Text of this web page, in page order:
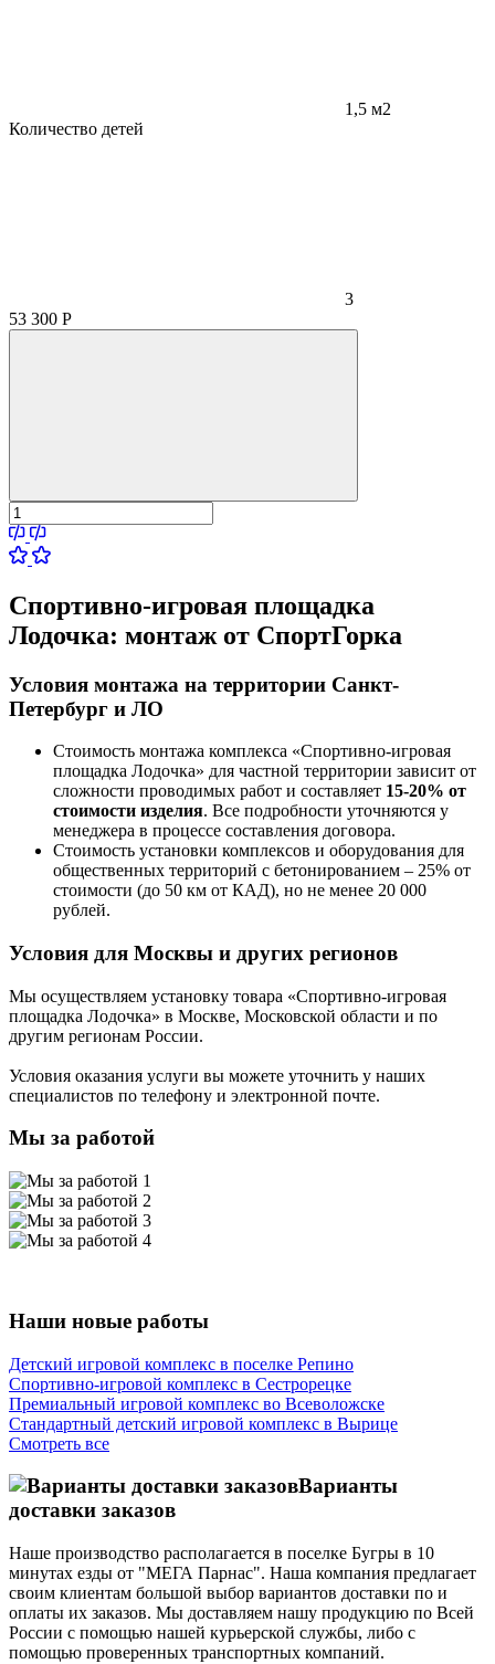
1,5 м2
Количество детей
3
53 300 Р
Спортивно-игровая площадка
Лодочка: монтаж от СпортГорка
Условия монтажа на территории Санкт-
Петербург и ЛО
Стоимость монтажа комплекса «Спортивно-игровая
площадка Лодочка» для частной территории зависит от
сложности проводимых работ и составляет 15-20% от
стоимости изделия. Все подробности уточняются у
менеджера в процессе составления договора.
Стоимость установки комплексов и оборудования для
общественных территорий с бетонированием – 25% от
стоимости (до 50 км от КАД), но не менее 20 000
рублей.
Условия для Москвы и других регионов
Мы осуществляем установку товара «Спортивно-игровая
площадка Лодочка» в Москве, Московской области и по
другим регионам России.
Условия оказания услуги вы можете уточнить у наших
специалистов по телефону и электронной почте.
Мы за работой
Наши новые работы
Детский игровой комплекс в поселке Репино
Спортивно-игровой комплекс в Сестрорецке
Премиальный игровой комплекс во Всеволожске
Стандартный детский игровой комплекс в Вырице
Смотреть все
Варианты
доставки заказов
Наше производство располагается в поселке Бугры в 10
минутах езды от "МЕГА Парнас". Наша компания предлагает
своим клиентам большой выбор вариантов доставки по и
оплаты их заказов. Мы доставляем нашу продукцию по Всей
России с помощью нашей курьерской службы, либо с
помощью проверенных транспортных компаний.